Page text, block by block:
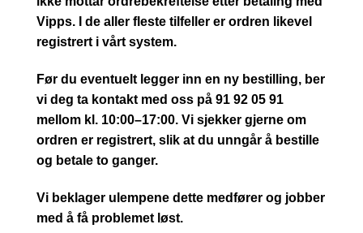
Vipps. I de aller fleste tilfeller er ordren likevel
registrert i vårt system.
Før du eventuelt legger inn en ny bestilling, ber
vi deg ta kontakt med oss på 91 92 05 91
mellom kl. 10:00–17:00. Vi sjekker gjerne om
ordren er registrert, slik at du unngår å bestille
og betale to ganger.
Vi beklager ulempene dette medfører og jobber
med å få problemet løst.